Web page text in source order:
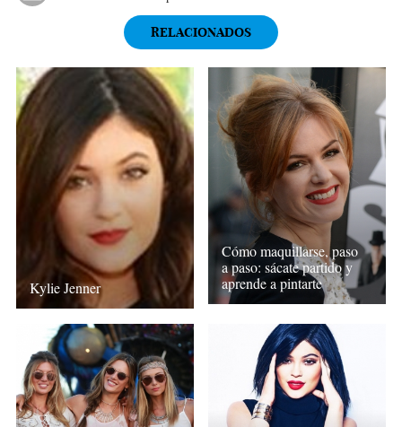
RELACIONADOS
Kylie Jenner
Cómo maquillarse, paso
a paso: sácate partido y
aprende a pintarte